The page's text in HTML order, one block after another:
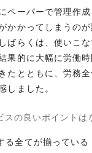
ペーパーで管理作
かかってしまうのが
ばらくは、使いこ
果的に大幅に労働
たとともに、労務
しました。
スの良いポイントは
る全てが揃っている